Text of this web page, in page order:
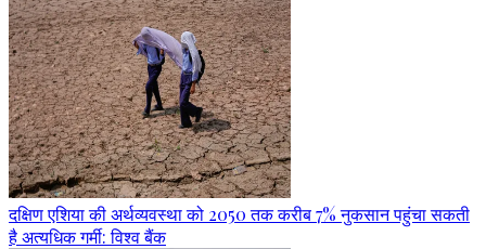
दक्षिण एशिया की अर्थव्यवस्था को 2050 तक करीब 7% नुकसान पहुंचा सकती
है अत्यधिक गर्मी: विश्व बैंक